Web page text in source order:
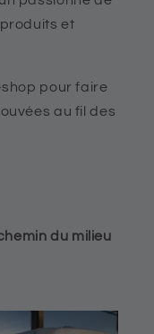
et
pour faire
au fil des
du milieu